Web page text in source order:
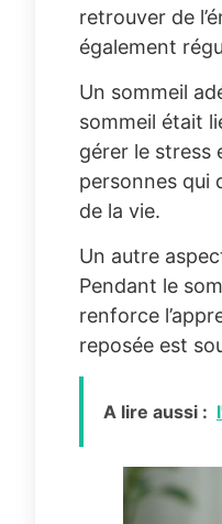
retrouver de
également
Un sommeil
sommeil était
gérer le stress
personnes qui
de la vie.
Un autre
Pendant le
renforce
reposée est
A lire aussi :